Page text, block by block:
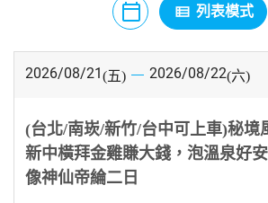
calendar_today
月曆模式
view_list
列表模式
2026/08/21(五) 2026/08/22(六)
(台北/南崁/新竹/台中可上車)秘境
新中橫拜金雞賺大錢，泡溫泉好
像神仙帝綸二日